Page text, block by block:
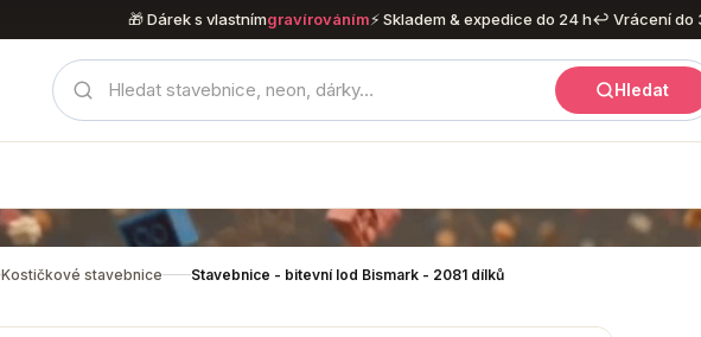
🎁 Dárek s vlastnímgravírováním⚡ Skladem & expedice do 24 h↩ Vrácení do
Hledat
Kostičkové stavebnice Stavebnice - bitevní lod Bismark - 2081 dílků